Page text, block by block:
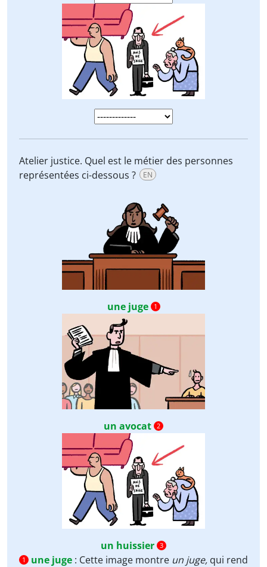
Atelier justice. Quel est le métier des personnes
représentées ci-dessous ?
EN
une juge 1
un avocat 2
un huissier 3
1
une juge : Cette image montre un juge, qui rend